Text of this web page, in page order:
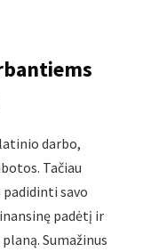
darbo,
Tačiau
savo
padėtį ir
Sumažinus